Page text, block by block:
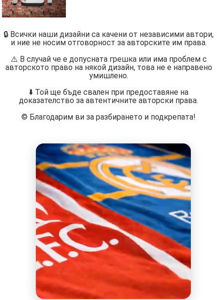
🔒 Всички наши дизайни са качени от независими автори,
и ние не носим отговорност за авторските им права.
⚠️ В случай че е допусната грешка или има проблем с
авторското право на някой дизайн, това не е направено
умишлено.
⬇️ Той ще бъде свален при предоставяне на
доказателство за автентичните авторски права.
©️ Благодарим ви за разбирането и подкрепата!